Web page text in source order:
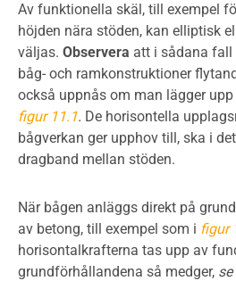
Av funktionella skäl, till exempel
höjden nära stöden, kan elliptisk
väljas. Observera att i sådana fall
båg- och ramkonstruktioner
också uppnås om man lägger upp
figur 11.1. De horisontella
bågverkan ger upphov till, ska i
dragband mellan stöden.
När bågen anläggs direkt på
av betong, till exempel som i figur
horisontalkrafterna tas upp av
grundförhållandena så medger, se